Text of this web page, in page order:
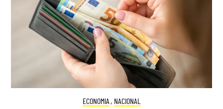
ECONOMIA , NACIONAL